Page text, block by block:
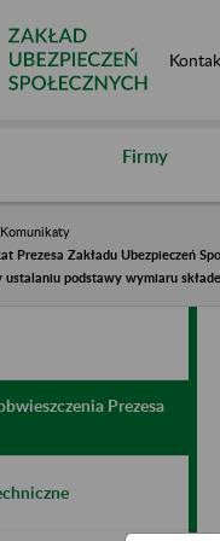
Firmy
Komunikaty
Prezesa Zakładu Ubezpieczeń
ustalaniu podstawy wymiaru
Prezesa